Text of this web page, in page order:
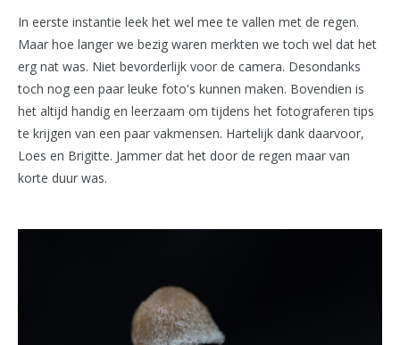
In eerste instantie leek het wel mee te vallen met de regen.
Maar hoe langer we bezig waren merkten we toch wel dat het
erg nat was. Niet bevorderlijk voor de camera. Desondanks
toch nog een paar leuke foto's kunnen maken. Bovendien is
het altijd handig en leerzaam om tijdens het fotograferen tips
te krijgen van een paar vakmensen. Hartelijk dank daarvoor,
Loes en Brigitte. Jammer dat het door de regen maar van
korte duur was.